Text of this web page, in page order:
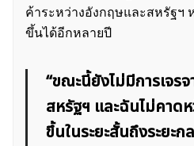
ค้าระหว่างอังกฤษและสหรัฐฯ
ขึ้นได้อีกหลายปี
“ขณะนี้ยังไม่มีการเจร
สหรัฐฯ และฉันไม่คาดห
ขึ้นในระยะสั้นถึงระยะก